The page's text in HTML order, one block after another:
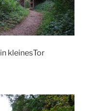
kleinesTor